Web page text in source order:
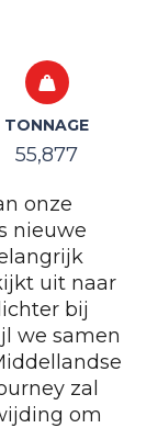
TONNAGE
55,877
onze
nieuwe
uit naar
bij
we samen
zal
om